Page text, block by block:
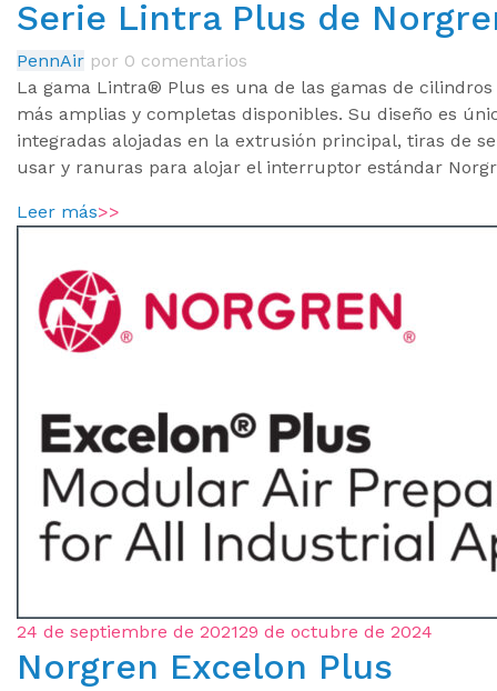
Serie Lintra Plus de
PennAir por 0 comentarios
La gama Lintra® Plus es una de las gamas de cilindros
más amplias y completas disponibles. Su diseño es
integradas alojadas en la extrusión principal, tiras de
usar y ranuras para alojar el interruptor estándar
Leer más>>
24 de septiembre de 202129 de octubre de 2024
Norgren Excelon Plus